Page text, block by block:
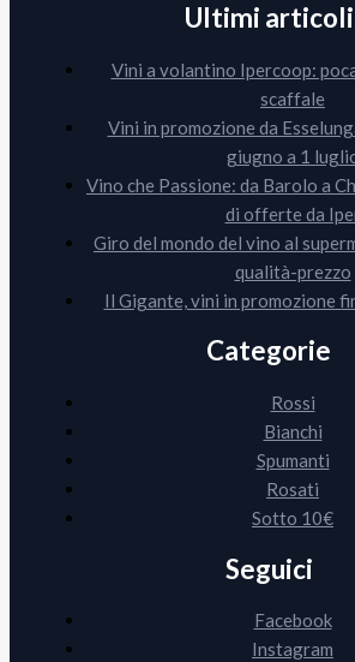
Ultimi articoli
Vini a volantino Ipercoop:
scaffale
Vini in promozione da
giugno a 1
Vino che Passione: da Barolo a
di offerte da
Giro del mondo del vino al
qualità-prezzo
Il Gigante, vini in promozione
Categorie
Rossi
Bianchi
Spumanti
Rosati
Sotto 10€
Seguici
Facebook
Instagram